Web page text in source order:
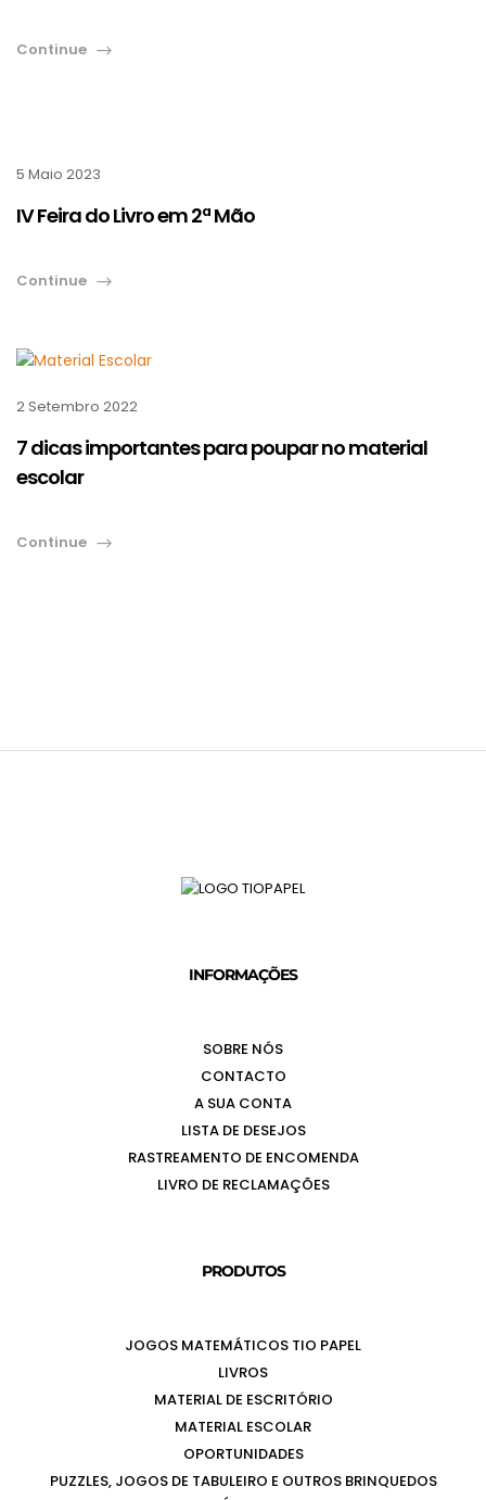
Continue
5 Maio 2023
IV Feira do Livro em 2ª Mão
Continue
2 Setembro 2022
7 dicas importantes para poupar no material
escolar
Continue
INFORMAÇÕES
SOBRE NÓS
CONTACTO
A SUA CONTA
LISTA DE DESEJOS
RASTREAMENTO DE ENCOMENDA
LIVRO DE RECLAMAÇÕES
PRODUTOS
JOGOS MATEMÁTICOS TIO PAPEL
LIVROS
MATERIAL DE ESCRITÓRIO
MATERIAL ESCOLAR
OPORTUNIDADES
PUZZLES, JOGOS DE TABULEIRO E OUTROS BRINQUEDOS